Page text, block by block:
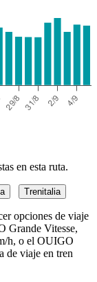
en esta ruta.
Trenitalia
opciones de viaje
Grande Vitesse,
h, o el OUIGO
de viaje en tren